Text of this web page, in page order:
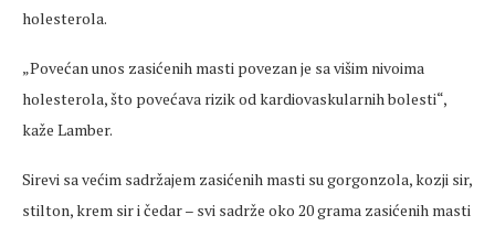
holesterola.
„Povećan unos zasićenih masti povezan je sa višim nivoima
holesterola, što povećava rizik od kardiovaskularnih bolesti“,
kaže Lamber.
Sirevi sa većim sadržajem zasićenih masti su gorgonzola, kozji sir,
stilton, krem sir i čedar – svi sadrže oko 20 grama zasićenih masti